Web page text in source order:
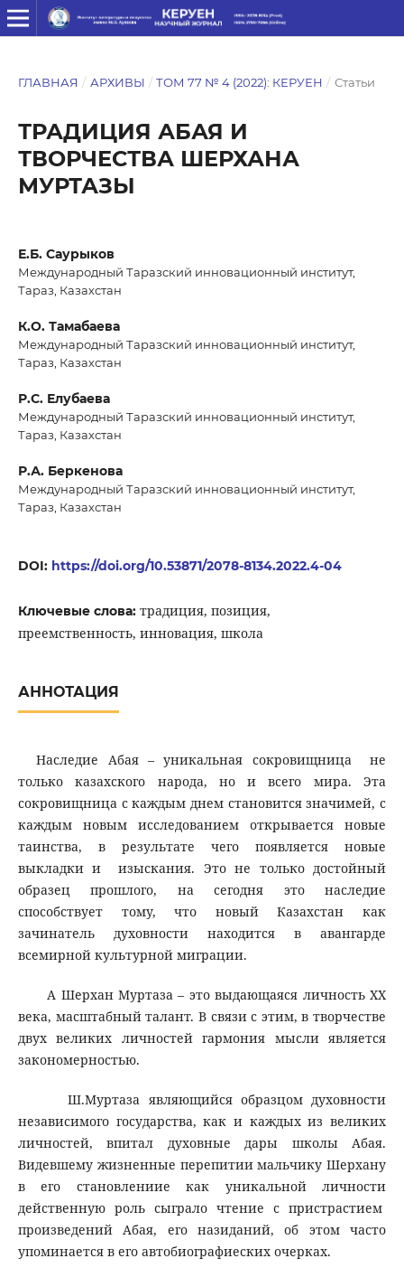
ГЛАВНАЯ / АРХИВЫ / ТОМ 77 № 4 (2022): КЕРУЕН / Статьи
ТРАДИЦИЯ АБАЯ И
ТВОРЧЕСТВА ШЕРХАНА
МУРТАЗЫ
Е.Б. Саурыков
Международный Таразский инновационный институт,
Тараз, Казахстан
К.О. Тамабаева
Международный Таразский инновационный институт,
Тараз, Казахстан
Р.С. Елубаева
Международный Таразский инновационный институт,
Тараз, Казахстан
Р.А. Беркенова
Международный Таразский инновационный институт,
Тараз, Казахстан
DOI: https://doi.org/10.53871/2078-8134.2022.4-04
Ключевые слова: традиция, позиция,
преемственность, инновация, школа
АННОТАЦИЯ
Наследие Абая – уникальная сокровищница не
только казахского народа, но и всего мира. Эта
сокровищница с каждым днем становится значимей, с
каждым новым исследованием открывается новые
таинства, в результате чего появляется новые
выкладки и изыскания. Это не только достойный
образец прошлого, на сегодня это наследие
способствует тому, что новый Казахстан как
зачинатель духовности находится в авангарде
всемирной культурной миграции.
А Шерхан Муртаза – это выдающаяся личность ХХ
века, масштабный талант. В связи с этим, в творчестве
двух великих личностей гармония мысли является
закономерностью.
Ш.Муртаза являющийся образцом духовности
независимого государства, как и каждых из великих
личностей, впитал духовные дары школы Абая.
Видевшему жизненные перепитии мальчику Шерхану
в его становлениие как уникальной личности
действенную роль сыграло чтение с пристрастием
произведений Абая, его назиданий, об этом часто
упоминается в его автобиографиеских очерках.